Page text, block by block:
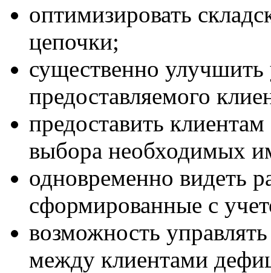
оптимизировать
цепочки;
существенно улучшить
предоставляемого
предоставить
выбора необходимых
одновременно видеть
сформированные с
возможность
между клиентами